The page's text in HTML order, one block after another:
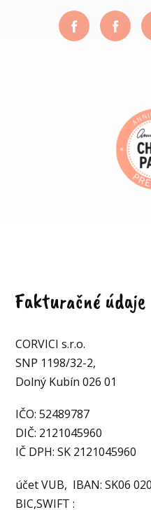
Fakturačné údaje
CORVICI s.r.o.
SNP 1198/32-2,
Dolný Kubín 026 01
IČO: 52489787
DIČ: 2121045960
IČ DPH: SK 2121045960
účet VUB, IBAN: SK06
BIC,SWIFT :